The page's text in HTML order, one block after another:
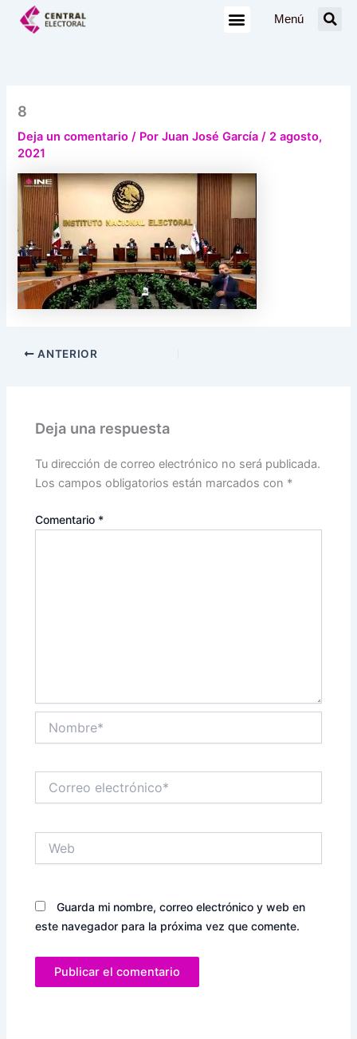
Menú
8
Deja un comentario / PorJuan José García/ 2 agosto,
2021
ANTERIOR
Deja una respuesta
Tu dirección de correo electrónico no será publicada.
Los campos obligatorios están marcados con *
Comentario *
electrónico*
Guarda mi nombre, correo electrónico y web en
este navegador para la próxima vez que comente.